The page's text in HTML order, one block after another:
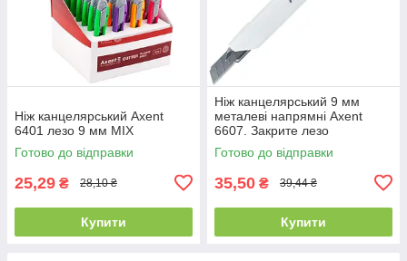
Ніж канцелярський Axent
6401 лезо 9 мм MIX
Готово до відправки
25,29 ₴ 28,10 ₴
Купити
Ніж канцелярський 9 мм
металеві напрямні Axent
6607. Закрите лезо
Готово до відправки
35,50 ₴ 39,44 ₴
Купити